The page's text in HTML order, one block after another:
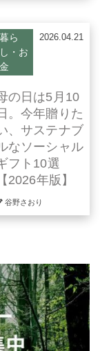
暮ら
し・お
金
2026.04.21
の日は5月10
。今年贈りた
、サステナブ
なソーシャル
フト10選
【2026年版】
谷野さおり